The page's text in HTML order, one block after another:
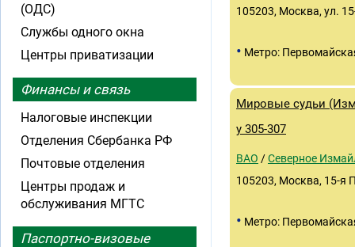
105203, Москва, ул.
• Метро:
Мировые судьи
у 305-307
ВАО /Северное
105203, Москва, 15-я
• Метро:
(ОДС)
Службы одного окна
Центры приватизации
Финансы и связь
Налоговые инспекции
Отделения Сбербанка РФ
Почтовые отделения
Центры продаж и
обслуживания МГТС
Паспортно-визовые